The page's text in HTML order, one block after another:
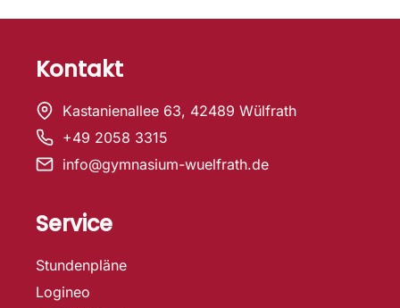
Kontakt
Kastanienallee 63, 42489 Wülfrath
+49 2058 3315
info@gymnasium-wuelfrath.de
Service
Stundenpläne
Logineo